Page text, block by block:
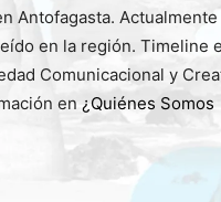
Antofagasta.
en la región. Timeline
Comunicacional y
en ¿Quiénes Somos